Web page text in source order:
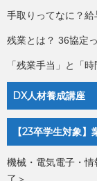
手取りってなに？給
残業とは？ 36協定
「残業手当」と「
DX人材養成講座
【23卒学生対象
機械・電気電子・